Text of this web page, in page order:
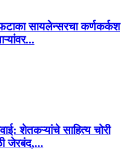
फटाका सायलेन्सरचा कर्णकर्कश
शेतकऱ्यांचे साहित्य चोरी
जेरबंद,...